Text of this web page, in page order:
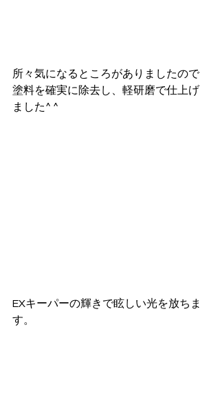
所々気になるところがありましたので
塗料を確実に除去し、軽研磨で仕上げ
ました^ ^
EXキーパーの輝きで眩しい光を放ちま
す。